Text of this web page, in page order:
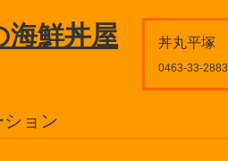
丼丸平塚
0463-33-2883
海鮮丼屋
ョン